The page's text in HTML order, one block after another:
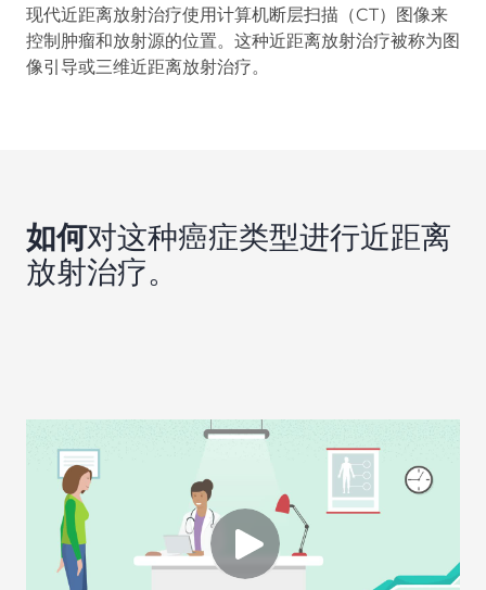
现代近距离放射治疗使用计算机断层扫描（CT）图像来
控制肿瘤和放射源的位置。这种近距离放射治疗被称为图
像引导或三维近距离放射治疗。
如何对这种癌症类型进行近距离
放射治疗。